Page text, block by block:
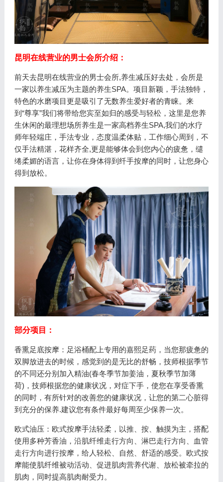
昆明在线营业的男士会所介绍：
前天去昆明在线营业的男士会所,养生减压好去处，会所是
一家以养生减压为主题的养生SPA。项目新颖，手法独特，
特色的水磨项目更是吸引了无数养生爱好者的青睐。来
到“尊享”我们将带给您宾至如归的感受与轻松，这里是您养
生休闲的最理想场所养生是一家高档养生SPA,我们的水疗
师年轻端庄，手法专业，态度温柔体贴，工作细心周到，不
仅手法精湛，花样齐全,更是能够体会到您内心的疲惫，缱
绻柔媚的语言，让你在身体得到纤手按摩的同时，让您身心
得到放松。
部分项目：
香熏足底按摩：足浴桶配上专用的嘉熙足药，当您那疲惫的
双脚放进去的时候，感觉到的是无比的舒畅，技师根据季节
的不同还分别加入精油(春冬季节加姜油，夏秋季节加薄
荷)，技师根据您的健康状况，对症下手，使您在享受香熏
的同时，有所针对的改善您的健康状况，让您的第二心脏得
到充分的保养.建议您有条件最好每周至少保养一次。
欧式油压：欧式按摩手法轻柔，以推、按、触摸为主，搭配
使用多种芳香油，沿肌纤维走行方向、淋巴走行方向、血管
走行方向进行按摩，给人轻松、自然、舒适的感受。欧式按
摩能使肌纤维被动活动、促进肌肉营养代谢、放松被牵拉的
肌肉，同时提高肌肉耐受力。